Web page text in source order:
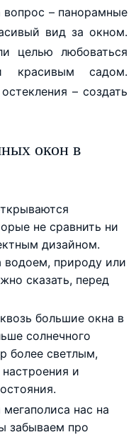
вопрос – панорамные
вид за окном.
целью любоваться
красивым садом.
– создать
окон в
не сравнить ни
дизайном.
водоем, природу или
сказать, перед
большие окна в
солнечного
более светлым,
и
нас на
забываем про